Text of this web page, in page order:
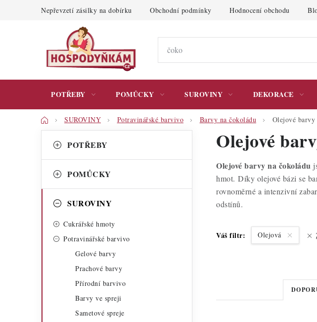
Nepřevzetí zásilky na dobírku Obchodní podmínky Hodnocení obchodu
POTŘEBY POMŮCKY SUROVINY DEKORACE
DomůSUROVINY Potravinářské barvivo Barvy na čokoládu Olejové barvy
o
t
kategorie
a
e
POTŘEBY
POMŮCKY
SUROVINY
Cukrářské hmoty
Potravinářské barvivo
Gelové barvy
Prachové barvy
Přírodní barvivo
Barvy ve spreji
Sametové spreje
Olejové
Olejové barvy na čokoládu
hmot. Díky olejové bázi se
rovnoměrné a intenzivní
odstínů.
Váš filtr: Olejová
Ř
a